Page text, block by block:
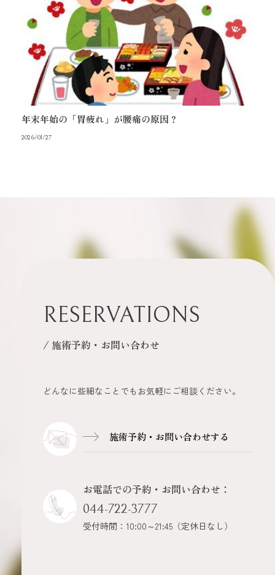
年末年始の「胃疲れ」が腰痛の原因？
2026/01/27
RESERVATIONS
/ 施術予約・お問い合わせ
どんなに些細なことでもお気軽にご相談ください。
施術予約・ お問い合わせする
お電話での予約・お問い合わせ：
044-722-3777
受付時間：10:00～21:45（定休日なし）